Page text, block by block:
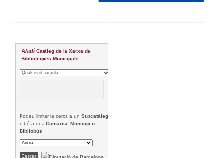
Aladí Catàleg de la Xarxa de
Biblioteques Municipals
Podeu limitar la cerca a unSubcatàleg
o bé a unaComarca, Municipi o
Bibliobús